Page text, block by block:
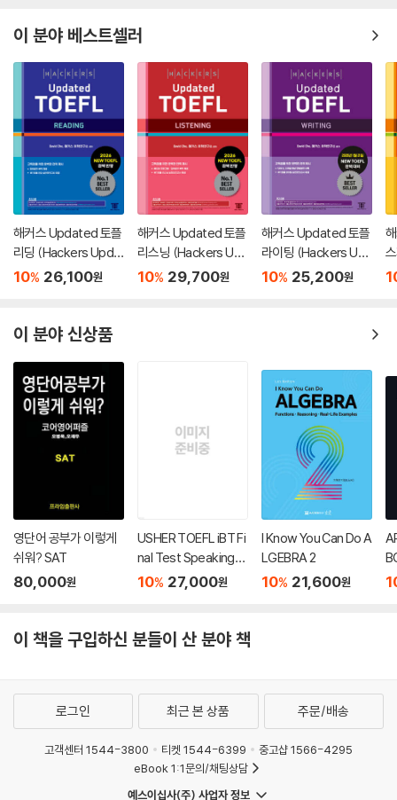
이 분야 베스트셀러
해커스 Updated 토플
리딩 (Hackers Upda
ted TOEFL READIN
10% 26,100원
해커스 Updated 토플
리스닝 (Hackers Up
dated TOEFL LISTE
10% 29,700원
해커스 Updated 토플
라이팅 (Hackers Up
dated TOEFL WRITI
10% 25,200원
이 분야 신상품
영단어 공부가 이렇게
쉬워? SAT
80,000원
USHER TOEFL iBT Fi
nal Test Speaking
(어셔 토플 파이널 테스
10% 27,000원
I Know You Can Do A
LGEBRA 2
10% 21,600원
이 책을 구입하신 분들이 산 분야 책
로그인 최근 본 상품 주문/배송
고객센터 1544-3800 티켓 1544-6399
중고샵 1566-4295
eBook 1:1문의/채팅상담
예스이십사(주) 사업자 정보